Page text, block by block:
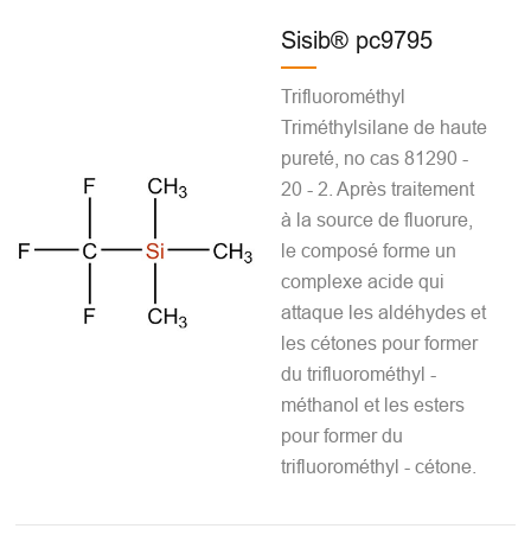
Sisib® pc9795
Trifluorométhyl
Triméthylsilane de haute
pureté, no cas 81290 -
20 - 2. Après traitement
à la source de fluorure,
le composé forme un
complexe acide qui
attaque les aldéhydes et
les cétones pour former
du trifluorométhyl -
méthanol et les esters
pour former du
trifluorométhyl - cétone.